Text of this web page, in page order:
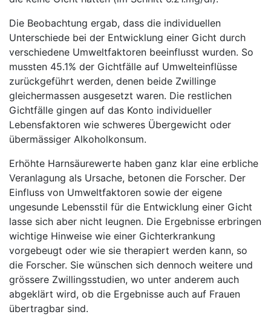
Die Beobachtung ergab, dass die individuellen
Unterschiede bei der Entwicklung einer Gicht durch
verschiedene Umweltfaktoren beeinflusst wurden. So
mussten 45.1% der Gichtfälle auf Umwelteinflüsse
zurückgeführt werden, denen beide Zwillinge
gleichermassen ausgesetzt waren. Die restlichen
Gichtfälle gingen auf das Konto individueller
Lebensfaktoren wie schweres Übergewicht oder
übermässiger Alkoholkonsum.
Erhöhte Harnsäurewerte haben ganz klar eine erbliche
Veranlagung als Ursache, betonen die Forscher. Der
Einfluss von Umweltfaktoren sowie der eigene
ungesunde Lebensstil für die Entwicklung einer Gicht
lasse sich aber nicht leugnen. Die Ergebnisse erbringen
wichtige Hinweise wie einer Gichterkrankung
vorgebeugt oder wie sie therapiert werden kann, so
die Forscher. Sie wünschen sich dennoch weitere und
grössere Zwillingsstudien, wo unter anderem auch
abgeklärt wird, ob die Ergebnisse auch auf Frauen
übertragbar sind.